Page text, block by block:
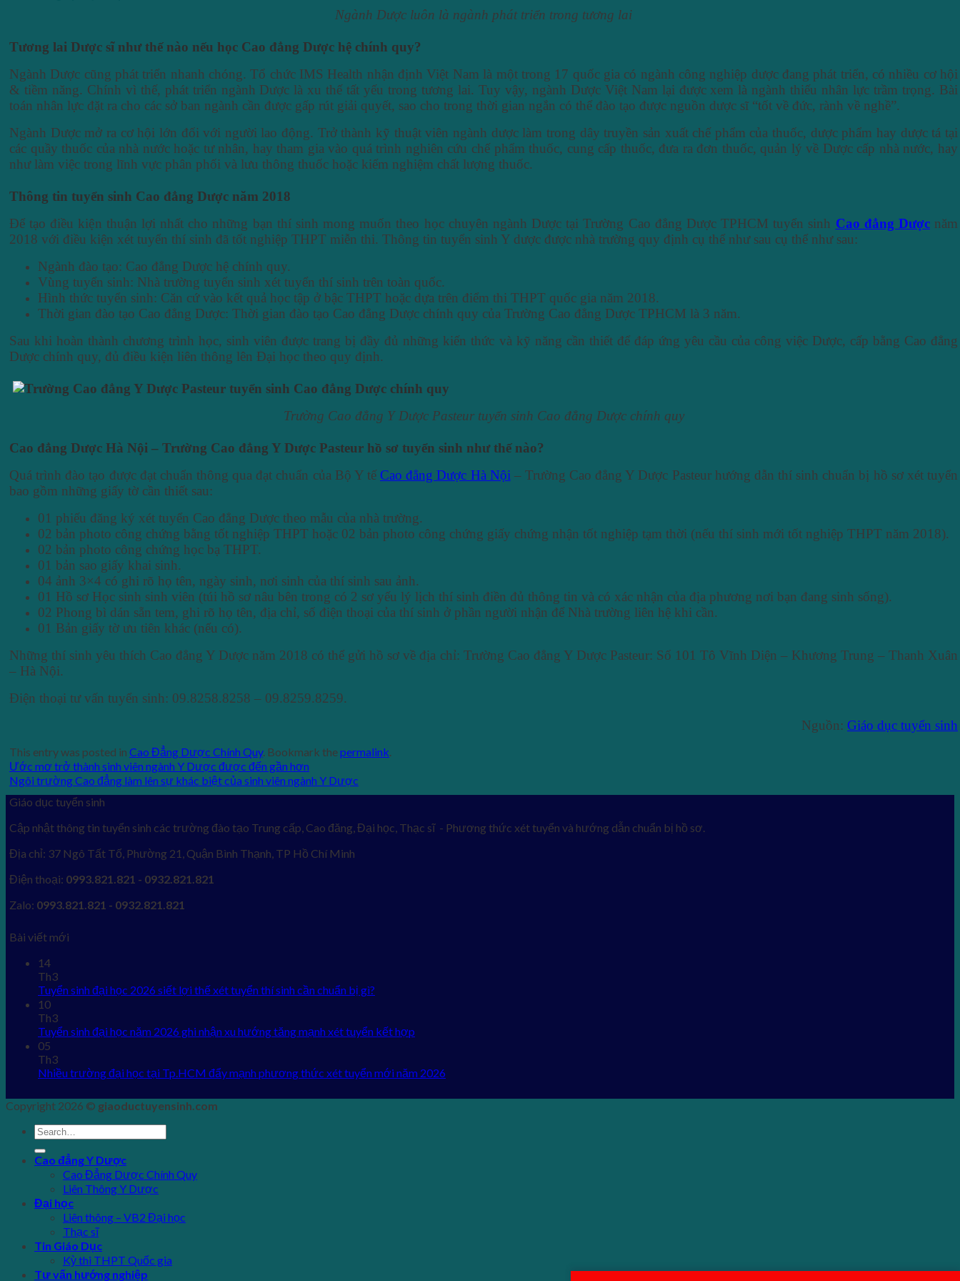
Ngành Dược luôn là ngành phát triển trong tương lai
Tương lai Dược sĩ như thế nào nếu học Cao đẳng Dược hệ chính quy?
Ngành Dược cũng phát triển nhanh chóng. Tổ chức IMS Health nhận định Việt Nam là một trong 17 quốc gia có ngành công nghiệp dược đang phát triển, có nhiều cơ hội
& tiềm năng. Chính vì thế, phát triển ngành Dược là xu thế tất yếu trong tương lai. Tuy vậy, ngành Dược Việt Nam lại được xem là ngành thiếu nhân lực trầm trọng. Bài
toán nhân lực đặt ra cho các sở ban ngành cần được gấp rút giải quyết, sao cho trong thời gian ngắn có thể đào tạo được nguồn dược sĩ “tốt về đức, rành về nghề”.
Ngành Dược mở ra cơ hội lớn đối với người lao động. Trở thành kỹ thuật viên ngành dược làm trong dây truyền sản xuất chế phẩm của thuốc, dược phẩm hay dược tá tại
các quầy thuốc của nhà nước hoặc tư nhân, hay tham gia vào quá trình nghiên cứu chế phẩm thuốc, cung cấp thuốc, đưa ra đơn thuốc, quản lý về Dược cấp nhà nước, hay
như làm việc trong lĩnh vực phân phối và lưu thông thuốc hoặc kiểm nghiệm chất lượng thuốc.
Thông tin tuyển sinh Cao đẳng Dược năm 2018
Để tạo điều kiện thuận lợi nhất cho những bạn thí sinh mong muốn theo học chuyên ngành Dược tại Trường Cao đẳng Dược TPHCM tuyển sinh Cao đẳng Dượcnăm
2018 với điều kiện xét tuyển thí sinh đã tốt nghiệp THPT miễn thi. Thông tin tuyển sinh Y dược được nhà trường quy định cụ thể như sau cụ thể như sau:
Ngành đào tạo: Cao đẳng Dược hệ chính quy.
Vùng tuyển sinh: Nhà trường tuyển sinh xét tuyển thí sinh trên toàn quốc.
Hình thức tuyển sinh: Căn cứ vào kết quả học tập ở bậc THPT hoặc dựa trên điểm thi THPT quốc gia năm 2018.
Thời gian đào tạo Cao đẳng Dược: Thời gian đào tạo Cao đẳng Dược chính quy của Trường Cao đẳng Dược TPHCM là 3 năm.
Sau khi hoàn thành chương trình học, sinh viên được trang bị đầy đủ những kiến thức và kỹ năng cần thiết để đáp ứng yêu cầu của công việc Dược, cấp bằng Cao đẳng
Dược chính quy, đủ điều kiện liên thông lên Đại học theo quy định.
Trường Cao đẳng Y Dược Pasteur tuyển sinh Cao đẳng Dược chính quy
Cao đẳng Dược Hà Nội – Trường Cao đẳng Y Dược Pasteur hồ sơ tuyển sinh như thế nào?
Quá trình đào tạo được đạt chuẩn thông qua đạt chuẩn của Bộ Y tếCao đẳng Dược Hà Nội – Trường Cao đẳng Y Dược Pasteur hướng dẫn thí sinh chuẩn bị hồ sơ xét tuyển
bao gồm những giấy tờ cần thiết sau:
01 phiếu đăng ký xét tuyển Cao đẳng Dược theo mẫu của nhà trường.
02 bản photo công chứng bằng tốt nghiệp THPT hoặc 02 bản photo công chứng giấy chứng nhận tốt nghiệp tạm thời (nếu thí sinh mới tốt nghiệp THPT năm 2018).
02 bản photo công chứng học bạ THPT.
01 bản sao giấy khai sinh.
04 ảnh 3×4 có ghi rõ họ tên, ngày sinh, nơi sinh của thí sinh sau ảnh.
01 Hồ sơ Học sinh sinh viên (túi hồ sơ nâu bên trong có 2 sơ yếu lý lịch thí sinh điền đủ thông tin và có xác nhận của địa phương nơi bạn đang sinh sống).
02 Phong bì dán sẵn tem, ghi rõ họ tên, địa chỉ, số điện thoại của thí sinh ở phần người nhận để Nhà trường liên hệ khi cần.
01 Bản giấy tờ ưu tiên khác (nếu có).
Những thí sinh yêu thích Cao đẳng Y Dược năm 2018 có thể gửi hồ sơ về địa chỉ: Trường Cao đẳng Y Dược Pasteur: Số 101 Tô Vĩnh Diện – Khương Trung – Thanh Xuân
– Hà Nội.
Điện thoại tư vấn tuyển sinh: 09.8258.8258 – 09.8259.8259.
Nguồn: Giáo dục tuyển sinh
This entry was posted in Cao Đẳng Dược Chính Quy. Bookmark thepermalink.
Ước mơ trở thành sinh viên ngành Y Dược được đến gần hơn
Ngôi trường Cao đẳng làm lên sự khác biệt của sinh viên ngành Y Dược
Giáo dục tuyển sinh
Cập nhật thông tin tuyển sinh các trường đào tạo Trung cấp, Cao đăng, Đại học, Thạc sĩ - Phương thức xét tuyển và hướng dẫn chuẩn bị hồ sơ.
Địa chỉ: 37 Ngô Tất Tố, Phường 21, Quận Bình Thạnh, TP Hồ Chí Minh
Điện thoại: 0993.821.821 - 0932.821.821
Zalo: 0993.821.821 - 0932.821.821
Bài viết mới
14
Th3
Tuyển sinh đại học 2026 siết lợi thế xét tuyển thí sinh cần chuẩn bị gì?
10
Th3
Tuyển sinh đại học năm 2026 ghi nhận xu hướng tăng mạnh xét tuyển kết hợp
05
Th3
Nhiều trường đại học tại Tp.HCM đẩy mạnh phương thức xét tuyển mới năm 2026
Copyright 2026 © giaoductuyensinh.com
Cao đẳng Y Dược
Cao Đẳng Dược Chính Quy
Liên Thông Y Dược
Đại học
Liên thông – VB2 Đại học
Thạc sĩ
Tin Giáo Dục
Kỳ thi THPT Quốc gia
Tư vấn hướng nghiệp